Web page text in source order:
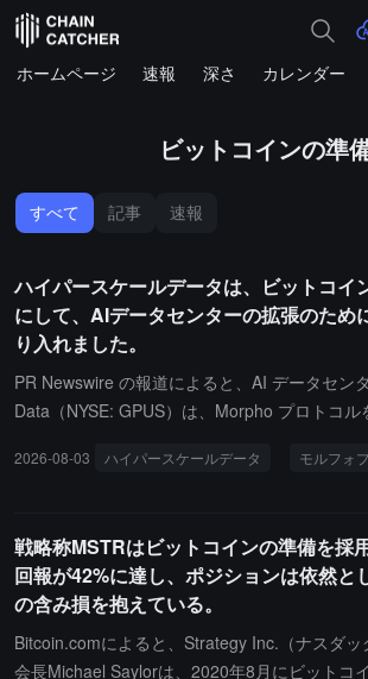
ホームページ 速報 深さ カレンダー
ビットコインの準
すべて 記事 速報
ハイパースケールデータは、ビットコイ
にして、AIデータセンターの拡張のため
り入れました。
PR Newswire の報道によると、AI データセン
Data（NYSE: GPUS）は、Morpho プロトコル
ました。2026 年 8 月 2 日現在、同社はこのプ
ーキャンパスの継続的な建設や、日常の運転資
に使用される予定です。同社は、この取り組み
有を受動的な準備資産から低コストの成長資本
的としており、ビットコインの長期的な価値
ャーを保持しつつ、希薄化株式資金調達への依
2026-08-03 ハイパースケールデータ モルフォ
戦略称MSTRはビットコインの準備を採
回報が42%に達し、ポジションは依然と
の含み損を抱えている。
Bitcoin.comによると、Strategy Inc.（ナスダ
会長Michael Saylorは、2020年8月にビットコ